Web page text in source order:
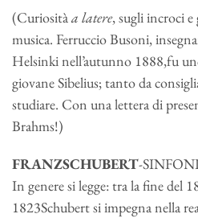
(Curiositàa latere, sugli incroci
musica. Ferruccio Busoni,
Helsinki nell’autunno 1888,fu
giovane Sibelius; tanto da
studiare. Con una lettera di
Brahms!)
FRANZSCHUBERT-
In genere si legge: tra la fine del
1823Schubert si impegna nella